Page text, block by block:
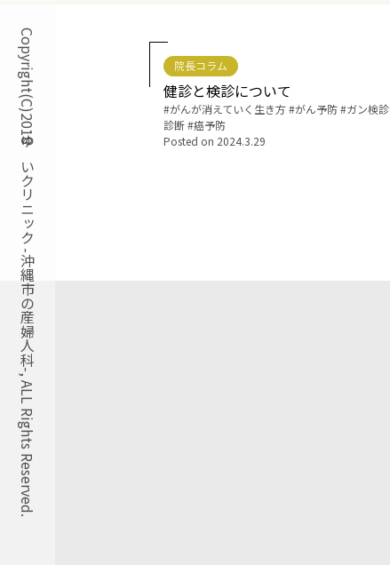
Copyright(C)2018ゆいクリニック -沖縄市の産婦人科-, ALL Rights Reserved. 院長コラム
健診と検診について
Tags:
がんが消えていく生き方 がん予防 ガン検診
診断 癌予防
Posted on 2024.3.29